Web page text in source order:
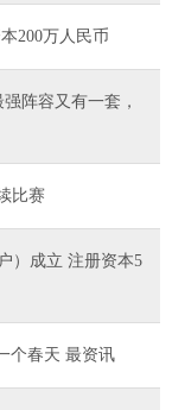
200万人民币
阵容又有一套，
比赛
）成立 注册资本5
个春天 最资讯